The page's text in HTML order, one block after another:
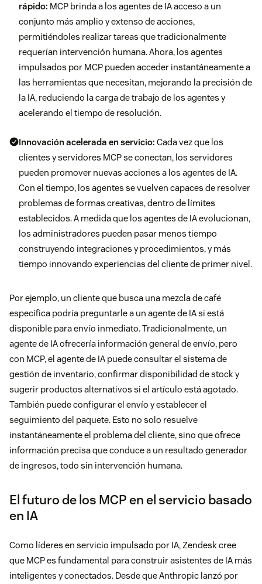
rápido: MCP brinda a los agentes de IA acceso a un
conjunto más amplio y extenso de acciones,
permitiéndoles realizar tareas que tradicionalmente
requerían intervención humana. Ahora, los agentes
impulsados por MCP pueden acceder instantáneamente a
las herramientas que necesitan, mejorando la precisión de
la IA, reduciendo la carga de trabajo de los agentes y
acelerando el tiempo de resolución.
Innovación acelerada en servicio: Cada vez que los
clientes y servidores MCP se conectan, los servidores
pueden promover nuevas acciones a los agentes de IA.
Con el tiempo, los agentes se vuelven capaces de resolver
problemas de formas creativas, dentro de límites
establecidos. A medida que los agentes de IA evolucionan,
los administradores pueden pasar menos tiempo
construyendo integraciones y procedimientos, y más
tiempo innovando experiencias del cliente de primer nivel.
Por ejemplo, un cliente que busca una mezcla de café
específica podría preguntarle a un agente de IA si está
disponible para envío inmediato. Tradicionalmente, un
agente de IA ofrecería información general de envío, pero
con MCP, el agente de IA puede consultar el sistema de
gestión de inventario, confirmar disponibilidad de stock y
sugerir productos alternativos si el artículo está agotado.
También puede configurar el envío y establecer el
seguimiento del paquete. Esto no solo resuelve
instantáneamente el problema del cliente, sino que ofrece
información precisa que conduce a un resultado generador
de ingresos, todo sin intervención humana.
El futuro de los MCP en el servicio basado
en IA
Como líderes en servicio impulsado por IA, Zendesk cree
que MCP es fundamental para construir asistentes de IA más
inteligentes y conectados. Desde que Anthropic lanzó por